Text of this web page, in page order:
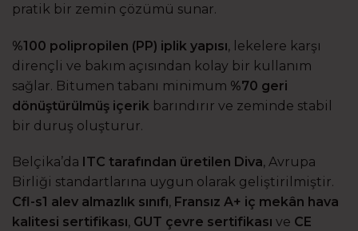
pratik bir zemin çözümü sunar.
%100 polipropilen (PP) iplik yapısı, lekelere karşı
dirençli ve bakım açısından kolay bir kullanım
sağlar. Bitumen tabanı minimum %70 geri
dönüştürülmüş içerik barındırır ve zeminde stabil
bir duruş oluşturur.
Belçika’da ITC tarafından üretilen Diva, Avrupa
Birliği standartlarına uygun olarak geliştirilmiştir.
Cfl-s1 alev almazlık sınıfı, Fransız A+ iç mekân hava
kalitesi sertifikası, GUT çevre sertifikası ve CE